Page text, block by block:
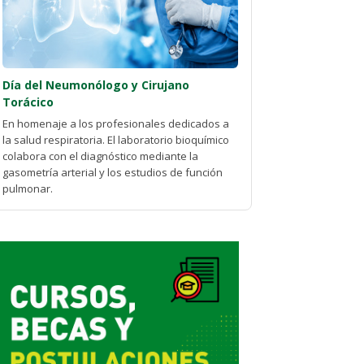
Día del Neumonólogo y Cirujano
Torácico
En homenaje a los profesionales dedicados a
la salud respiratoria. El laboratorio bioquímico
colabora con el diagnóstico mediante la
gasometría arterial y los estudios de función
pulmonar.